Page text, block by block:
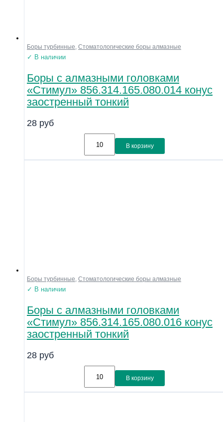
Боры турбинные Стоматологические боры алмазные
✓ В наличии
Боры с алмазными головками
«Стимул» 856.314.165.080.014 конус
заостренный тонкий
28 руб
В корзину
Боры турбинные, Стоматологические боры алмазные
✓ В наличии
Боры с алмазными головками
«Стимул» 856.314.165.080.016 конус
заостренный тонкий
28 руб
В корзину